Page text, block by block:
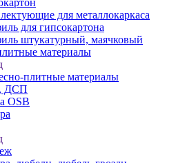
для металлокаркаса
для гипсокартона
штукатурный, маячковый
материалы
плитные материалы
ДСП
OSB